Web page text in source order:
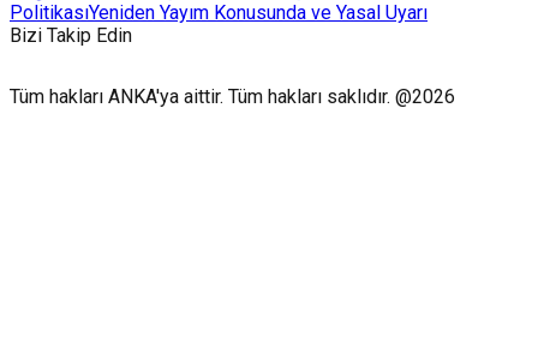
PolitikasıYeniden Yayım Konusunda ve Yasal Uyarı
Bizi Takip Edin
Tüm hakları ANKA'ya aittir. Tüm hakları saklıdır. @2026